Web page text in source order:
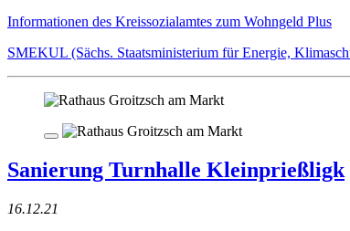
Informationen des Kreissozialamtes zum Wohngeld Plus
SMEKUL (Sächs. Staatsministerium für Energie,
Sanierung Turnhalle Kleinprießligk
16.12.21